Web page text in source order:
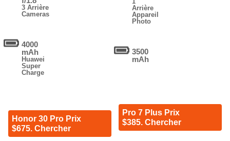
3 Arrière
Cameras
4000
mAh
Huawei
Super
Charge
Honor 30 Pro Prix
$675. Chercher
Arrière
Appareil
Photo
3500
mAh
Pro 7 Plus Prix
$385. Chercher